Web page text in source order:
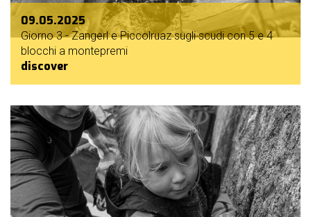
09.05.2025
Giorno 3 - Zangerl e Piccolruaz sugli scudi con 5 e 4
blocchi a montepremi
discover